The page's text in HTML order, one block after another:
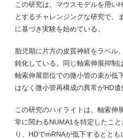
この研究は、マウスモデルを用い
とするチャレンジングな研究で、
に基づき実験を始めている。
胎児期に片方の皮質神経をラベル
鈍化している。同じ軸索伸展抑制
軸索伸展部位での微小管の束が低
はなく微小管再構成の異常がHD
この研究のハイライトは、軸索伸
常に関わるNUMA1を特定したこ
り、HDでmRNAが低下するとと